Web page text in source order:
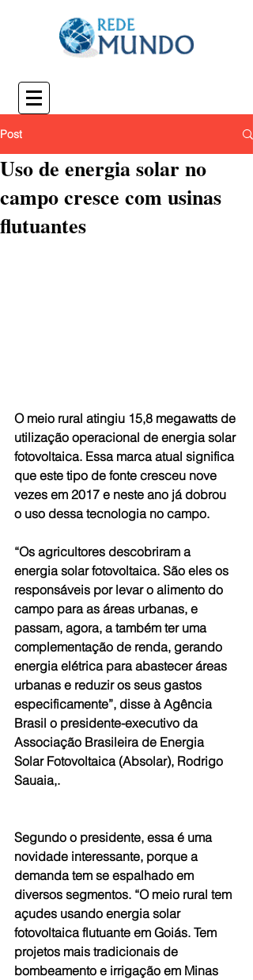
Post
Uso de energia solar no
campo cresce com usinas
flutuantes
O meio rural atingiu 15,8 megawatts de
utilização operacional de energia solar
fotovoltaica. Essa marca atual significa
que este tipo de fonte cresceu nove
vezes em 2017 e neste ano já dobrou
o uso dessa tecnologia no campo.
“Os agricultores descobriram a
energia solar fotovoltaica. São eles os
responsáveis por levar o alimento do
campo para as áreas urbanas, e
passam, agora, a também ter uma
complementação de renda, gerando
energia elétrica para abastecer áreas
urbanas e reduzir os seus gastos
especificamente”, disse à Agência
Brasil o presidente-executivo da
Associação Brasileira de Energia
Solar Fotovoltaica (Absolar), Rodrigo
Sauaia,.
Segundo o presidente, essa é uma
novidade interessante, porque a
demanda tem se espalhado em
diversos segmentos. “O meio rural tem
açudes usando energia solar
fotovoltaica flutuante em Goiás. Tem
projetos mais tradicionais de
bombeamento e irrigação em Minas